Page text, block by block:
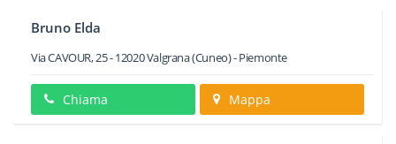
Bruno Elda
Via CAVOUR, 25-12020Valgrana(Cuneo) -Piemonte
Chiama Mappa